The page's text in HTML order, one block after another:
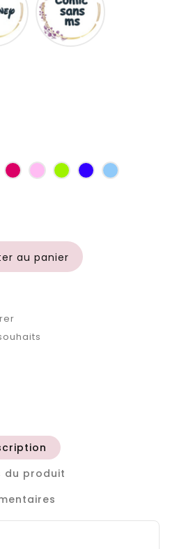
Fuchsia
RoseAnis Bleu
roi
Bleu
au panier
du produit